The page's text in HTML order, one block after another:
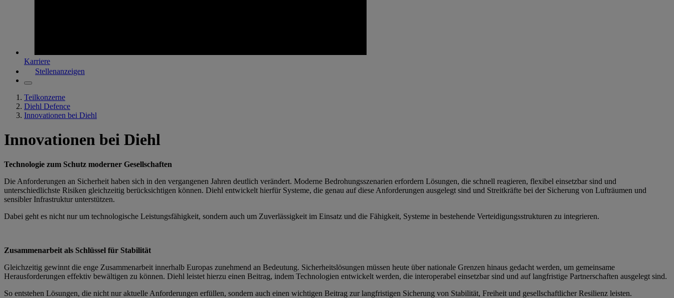
Karriere
Stellenanzeigen
Teilkonzerne
Diehl Defence
Innovationen bei Diehl
Innovationen bei Diehl
Technologie zum Schutz moderner Gesellschaften
Die Anforderungen an Sicherheit haben sich in den vergangenen Jahren deutlich verändert. Moderne Bedrohungsszenarien erfordern Lösungen, die schnell reagieren, flexibel einsetzbar sind und
unterschiedlichste Risiken gleichzeitig berücksichtigen können. Diehl entwickelt hierfür Systeme, die genau auf diese Anforderungen ausgelegt sind und Streitkräfte bei der Sicherung von Lufträumen und
sensibler Infrastruktur unterstützen.
Dabei geht es nicht nur um technologische Leistungsfähigkeit, sondern auch um Zuverlässigkeit im Einsatz und die Fähigkeit, Systeme in bestehende Verteidigungsstrukturen zu integrieren.
Zusammenarbeit als Schlüssel für Stabilität
Gleichzeitig gewinnt die enge Zusammenarbeit innerhalb Europas zunehmend an Bedeutung. Sicherheitslösungen müssen heute über nationale Grenzen hinaus gedacht werden, um gemeinsame
Herausforderungen effektiv bewältigen zu können. Diehl leistet hierzu einen Beitrag, indem Technologien entwickelt werden, die interoperabel einsetzbar sind und auf langfristige Partnerschaften ausgelegt sind.
So entstehen Lösungen, die nicht nur aktuelle Anforderungen erfüllen, sondern auch einen wichtigen Beitrag zur langfristigen Sicherung von Stabilität, Freiheit und gesellschaftlicher Resilienz leisten.